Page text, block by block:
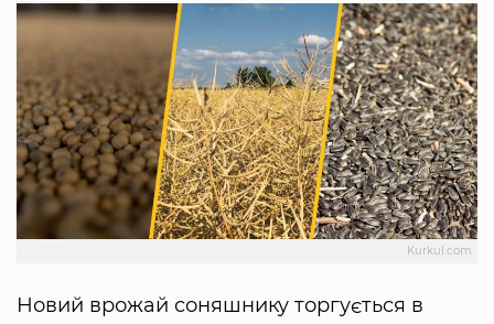
Kurkul.com
Новий врожай соняшнику торгується в